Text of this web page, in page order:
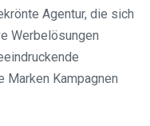
Agentur, die sich
Werbelösungen
Marken Kampagnen